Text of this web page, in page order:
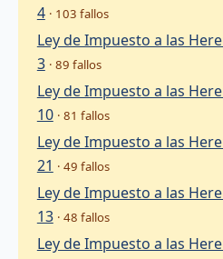
4 · 103 fallos
Ley de Impuesto a las
3 · 89 fallos
Ley de Impuesto a las
10 · 81 fallos
Ley de Impuesto a las
21 · 49 fallos
Ley de Impuesto a las
13 · 48 fallos
Ley de Impuesto a las